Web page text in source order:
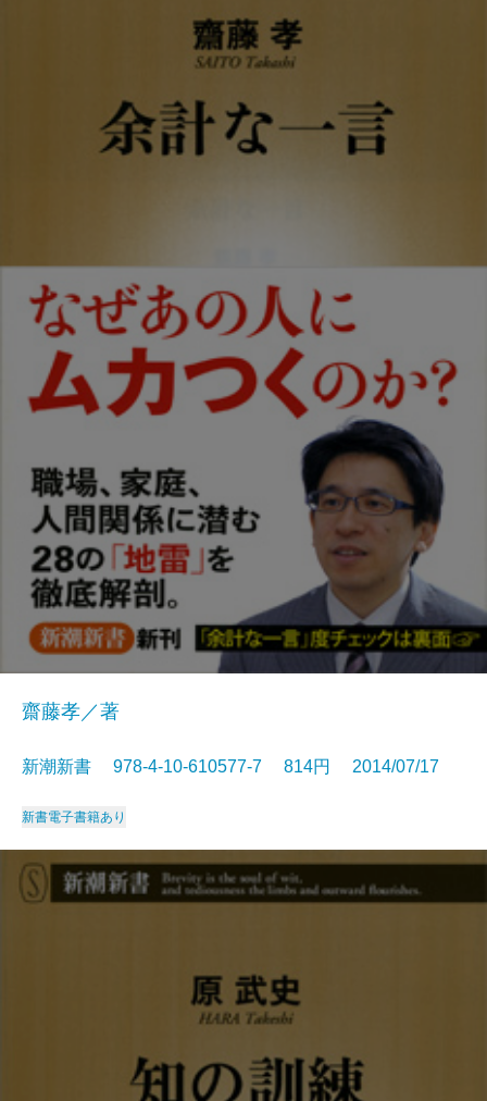
齋藤孝／著
新潮新書 978-4-10-610577-7 814円 2014/07/17
新書電子書籍あり